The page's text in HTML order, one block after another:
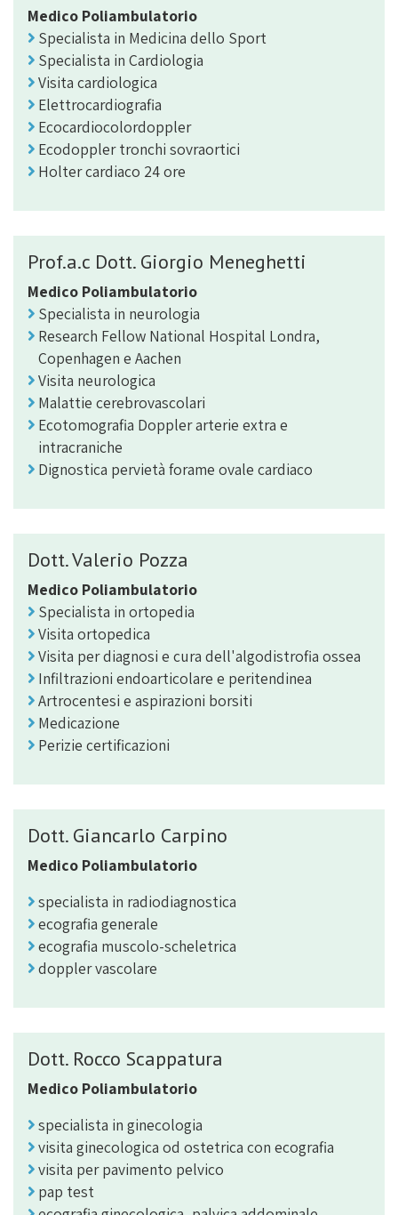
Medico Poliambulatorio
Specialista in Medicina dello Sport
Specialista in Cardiologia
Visita cardiologica
Elettrocardiografia
Ecocardiocolordoppler
Ecodoppler tronchi sovraortici
Holter cardiaco 24 ore
Prof.a.c Dott. Giorgio Meneghetti
Medico Poliambulatorio
Specialista in neurologia
Research Fellow National Hospital Londra,
Copenhagen e Aachen
Visita neurologica
Malattie cerebrovascolari
Ecotomografia Doppler arterie extra e
intracraniche
Dignostica pervietà forame ovale cardiaco
Dott. Valerio Pozza
Medico Poliambulatorio
Specialista in ortopedia
Visita ortopedica
Visita per diagnosi e cura dell'algodistrofia ossea
Infiltrazioni endoarticolare e peritendinea
Artrocentesi e aspirazioni borsiti
Medicazione
Perizie certificazioni
Dott. Giancarlo Carpino
Medico Poliambulatorio
specialista in radiodiagnostica
ecografia generale
ecografia muscolo-scheletrica
doppler vascolare
Dott. Rocco Scappatura
Medico Poliambulatorio
specialista in ginecologia
visita ginecologica od ostetrica con ecografia
visita per pavimento pelvico
pap test